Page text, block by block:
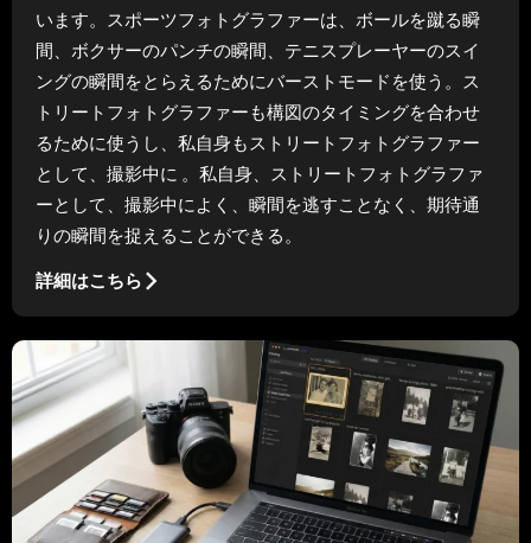
います。スポーツフォトグラファーは、ボールを蹴る瞬
間、ボクサーのパンチの瞬間、テニスプレーヤーのスイ
ングの瞬間をとらえるためにバーストモードを使う。ス
トリートフォトグラファーも構図のタイミングを合わせ
るために使うし、私自身もストリートフォトグラファー
として、撮影中に 。私自身、ストリートフォトグラファ
ーとして、撮影中によく、瞬間を逃すことなく、期待通
りの瞬間を捉えることができる。
詳細はこちら